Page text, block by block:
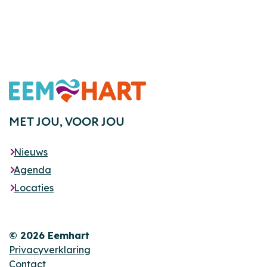
Footer
MET JOU,VOOR JOU
Nieuws
Agenda
Locaties
© 2026 Eemhart
Privacyverklaring
Contact